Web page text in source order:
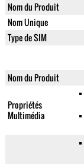
Nom du Produit
Nom Unique
Type de SIM
Nom du Produit
Propriétés
Multimédia